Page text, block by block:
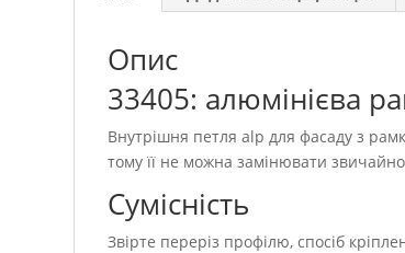
Опис
33405: алюмінієва
Внутрішня петля alp для фасаду з
тому її не можна замінювати
Сумісність
Звірте переріз профілю, спосіб